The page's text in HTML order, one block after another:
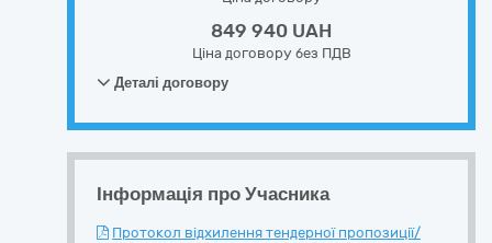
849 940 UAH
Ціна договору без ПДВ
Деталі договору
Інформація про Учасника
Протокол відхилення тендерної пропозиції/